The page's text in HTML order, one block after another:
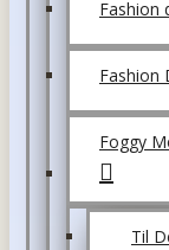
Fashion
Fashion
Foggy
Til